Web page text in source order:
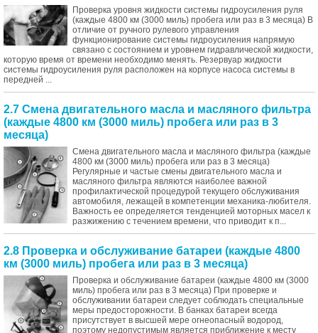
Проверка уровня жидкости системы гидроусиления руля
(каждые 4800 км (3000 миль) пробега или раз в 3 месяца) В
отличие от ручного рулевого управления
функционирование системы гидроусиления напрямую
связано с состоянием и уровнем гидравлической жидкости,
которую время от времени необходимо менять. Резервуар жидкости
системы гидроусиления руля расположен на корпусе насоса системы в
передней ...
2.7 Смена двигательного масла и масляного фильтра
(каждые 4800 км (3000 миль) пробега или раз в 3
месяца)
Смена двигательного масла и масляного фильтра (каждые
4800 км (3000 миль) пробега или раз в 3 месяца)
Регулярные и частые смены двигательного масла и
масляного фильтра являются наиболее важной
профилактической процедурой текущего обслуживания
автомобиля, лежащей в компетенции механика-любителя.
Важность ее определяется тенденцией моторных масел к
разжижению с течением времени, что приводит к п...
2.8 Проверка и обслуживание батареи (каждые 4800
км (3000 миль) пробега или раз в 3 месяца)
Проверка и обслуживание батареи (каждые 4800 км (3000
миль) пробега или раз в 3 месяца) При проверке и
обслуживании батареи следует соблюдать специальные
меры предосторожности. В банках батареи всегда
присутствует в высшей мере огнеопасный водород,
поэтому недопустимым является приближение к месту